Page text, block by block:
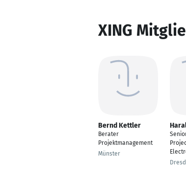
XING
Bernd Kettler
Berater
Projektmanagement
Münster